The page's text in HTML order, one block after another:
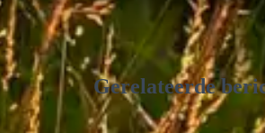
Gerelateerde